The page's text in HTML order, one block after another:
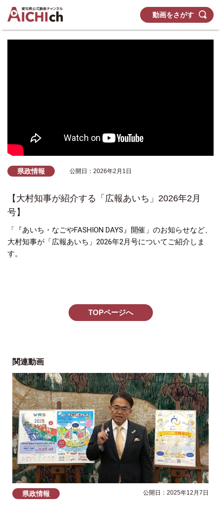
動画をさがす
県政情報 公開日：2026年2月1日
【大村知事が紹介する「広報あいち」2026年2月
号】
「『あいち・なごやFASHION DAYS』開催」のお知らせなど、
大村知事が「広報あいち」2026年2月号についてご紹介しま
す。
TOPページへ
関連動画
県政情報 公開日：2025年12月7日